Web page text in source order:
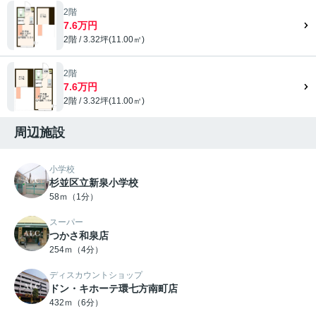
2階
7.6万円
2階 / 3.32坪(11.00㎡)
2階
7.6万円
2階 / 3.32坪(11.00㎡)
周辺施設
小学校
杉並区立新泉小学校
58ｍ（1分）
スーパー
つかさ和泉店
254ｍ（4分）
ディスカウントショップ
ドン・キホーテ環七方南町店
432ｍ（6分）